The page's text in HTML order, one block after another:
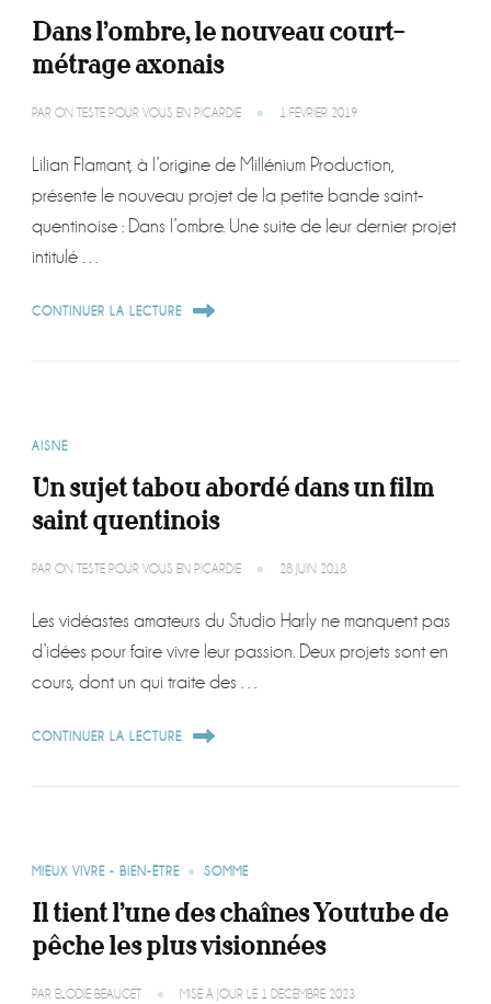
Dans l’ombre, le nouveau court-
métrage axonais
PAR ON TESTE POUR VOUS EN PICARDIE 1 FÉVRIER 2019
Lilian Flamant, à l’origine de Millénium Production,
présente le nouveau projet de la petite bande saint-
quentinoise : Dans l’ombre. Une suite de leur dernier projet
intitulé …
CONTINUER LA LECTURE
AISNE
Un sujet tabou abordé dans un film
saint quentinois
PAR ON TESTE POUR VOUS EN PICARDIE 28 JUIN 2018
Les vidéastes amateurs du Studio Harly ne manquent pas
d’idées pour faire vivre leur passion. Deux projets sont en
cours, dont un qui traite des …
CONTINUER LA LECTURE
MIEUX VIVRE - BIEN-ÊTRE SOMME
Il tient l’une des chaînes Youtube de
pêche les plus visionnées
PAR ELODIE BEAUGET MISE À JOUR LE 1 DÉCEMBRE 2023